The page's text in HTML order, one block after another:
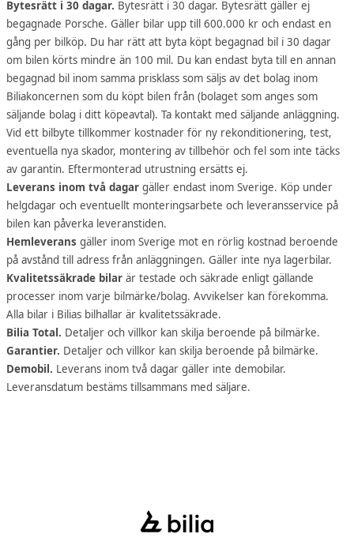
Bytesrätt i 30 dagar. Bytesrätt i 30 dagar. Bytesrätt gäller ej
begagnade Porsche. Gäller bilar upp till 600.000 kr och endast en
gång per bilköp. Du har rätt att byta köpt begagnad bil i 30 dagar
om bilen körts mindre än 100 mil. Du kan endast byta till en annan
begagnad bil inom samma prisklass som säljs av det bolag inom
Biliakoncernen som du köpt bilen från (bolaget som anges som
säljande bolag i ditt köpeavtal). Ta kontakt med säljande anläggning.
Vid ett bilbyte tillkommer kostnader för ny rekonditionering, test,
eventuella nya skador, montering av tillbehör och fel som inte täcks
av garantin. Eftermonterad utrustning ersätts ej.
Leverans inom två dagar gäller endast inom Sverige. Köp under
helgdagar och eventuellt monteringsarbete och leveransservice på
bilen kan påverka leveranstiden.
Hemleverans gäller inom Sverige mot en rörlig kostnad beroende
på avstånd till adress från anläggningen. Gäller inte nya lagerbilar.
Kvalitetssäkrade bilar är testade och säkrade enligt gällande
processer inom varje bilmärke/bolag. Avvikelser kan förekomma.
Alla bilar i Bilias bilhallar är kvalitetssäkrade.
Bilia Total. Detaljer och villkor kan skilja beroende på bilmärke.
Garantier. Detaljer och villkor kan skilja beroende på bilmärke.
Demobil. Leverans inom två dagar gäller inte demobilar.
Leveransdatum bestäms tillsammans med säljare.